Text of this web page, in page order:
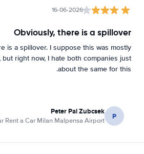
16-06-2026
Obviously, there is a spillover
is a spillover. I suppose this was mostly
but right now, I hate both companies just
about the same for this.
P
Peter Pal Zubcsek
Rent a Car Milan Malpensa Airport